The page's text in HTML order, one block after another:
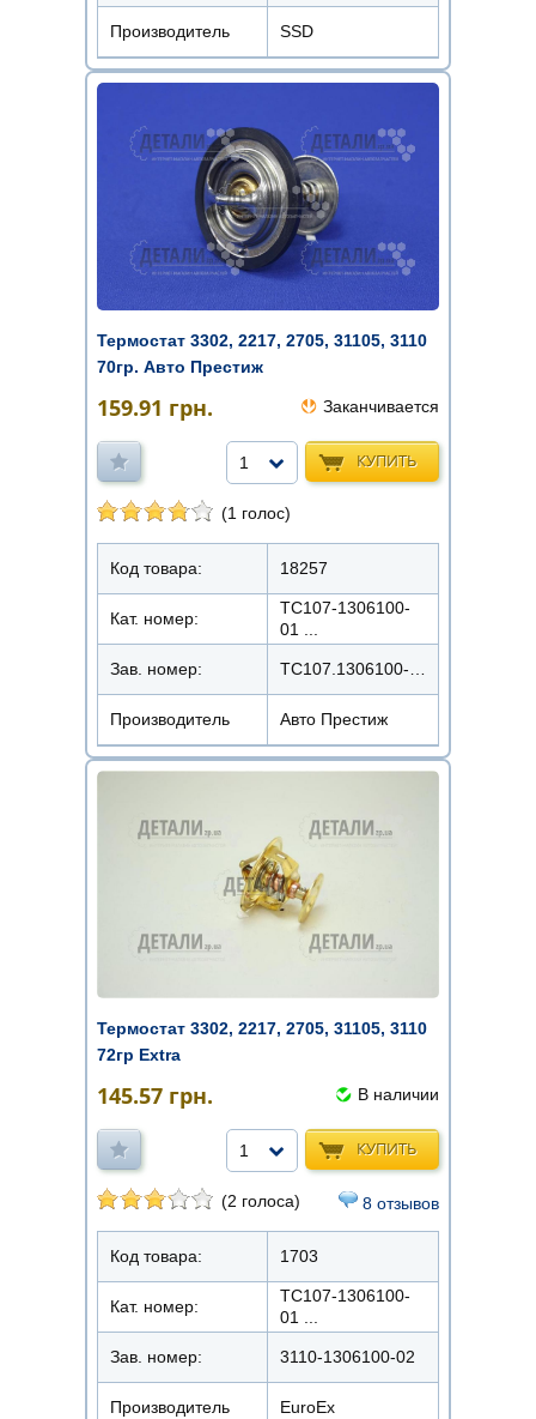
Производитель SSD
Термостат 3302, 2217, 2705, 31105, 3110
70гр. Авто Престиж
159.91 грн. Заканчивается
КУПИТЬ
1
(1 голос)
Код товара: 18257
Кат. номер:
ТС107-1306100-
01 ...
Зав. номер:
Производитель Авто Престиж
Термостат 3302, 2217, 2705, 31105, 3110
72гр Extra
145.57 грн. В наличии
КУПИТЬ
1
(2 голоса) 8 отзывов
Код товара: 1703
Кат. номер:
ТС107-1306100-
01 ...
Зав. номер: 3110-1306100-02
Производитель EuroEx